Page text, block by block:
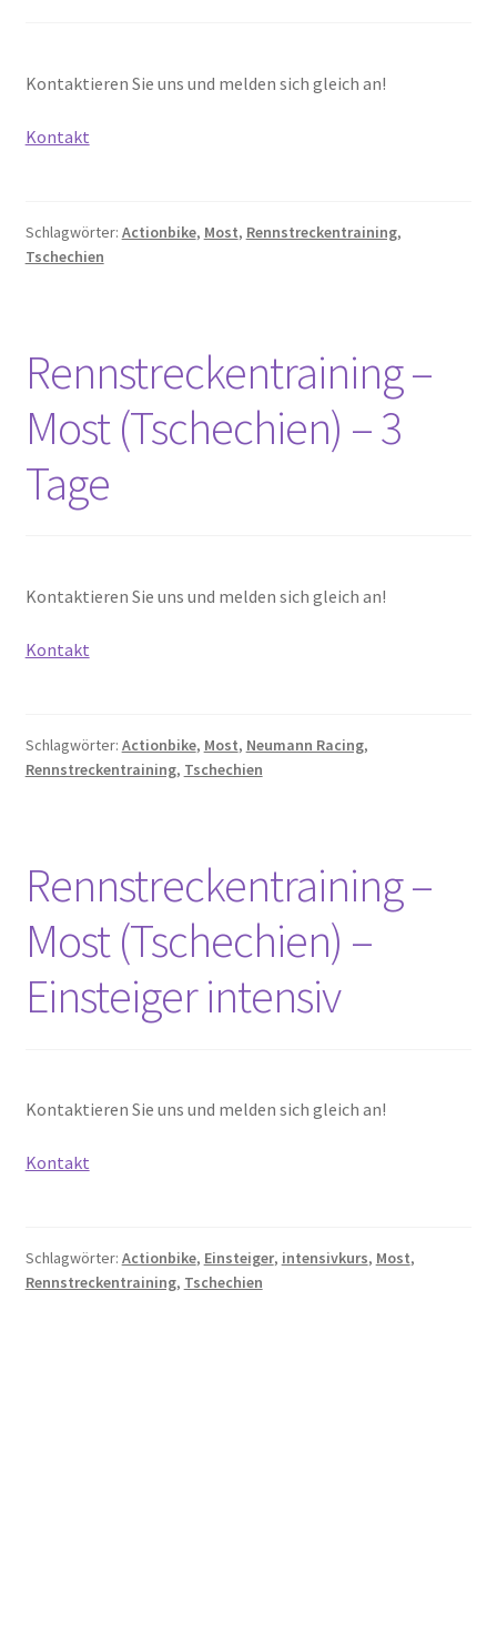
Kontaktieren Sie uns und melden sich gleich an!
Kontakt
Schlagwörter: Actionbike, Most, Rennstreckentraining,
Tschechien
Rennstreckentraining –
Most (Tschechien) – 3
Tage
Kontaktieren Sie uns und melden sich gleich an!
Kontakt
Schlagwörter: Actionbike, Most, Neumann Racing,
Rennstreckentraining, Tschechien
Rennstreckentraining –
Most (Tschechien) –
Einsteiger intensiv
Kontaktieren Sie uns und melden sich gleich an!
Kontakt
Schlagwörter: Actionbike, Einsteiger, intensivkurs, Most,
Rennstreckentraining, Tschechien